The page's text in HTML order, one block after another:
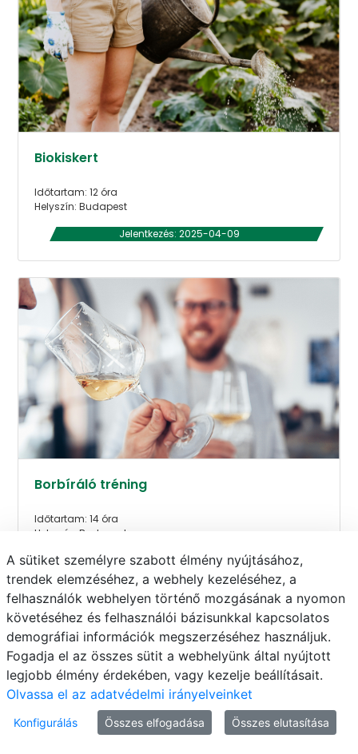
Biokiskert
Időtartam: 12 óra
Helyszín: Budapest
Jelentkezés: 2025-04-09
Borbíráló tréning
Időtartam: 14 óra
Helyszín: Budapest
Jelentkezés: 2025-04-01
A sütiket személyre szabott élmény nyújtásához,
trendek elemzéséhez, a webhely kezeléséhez, a
felhasználók webhelyen történő mozgásának a nyomon
követéséhez és felhasználói bázisunkkal kapcsolatos
demográfiai információk megszerzéséhez használjuk.
Fogadja el az összes sütit a webhelyünk által nyújtott
legjobb élmény érdekében, vagy kezelje beállításait.
Olvassa el az adatvédelmi irányelveinket
Konfigurálás Összes elfogadása Összes elutasítása